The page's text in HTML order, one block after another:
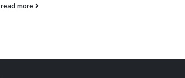
read more